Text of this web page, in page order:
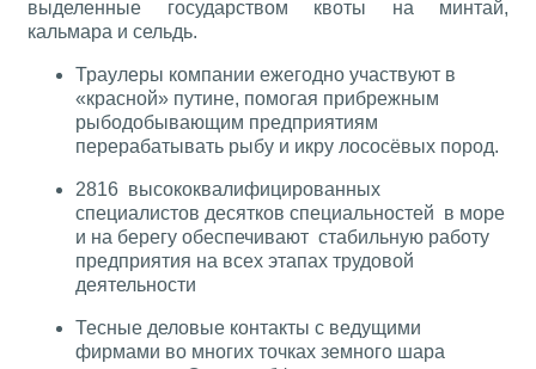
выделенные государством квоты на минтай,
кальмара и сельдь.
Траулеры компании ежегодно участвуют в
«красной» путине, помогая прибрежным
рыбодобывающим предприятиям
перерабатывать рыбу и икру лососёвых пород.
2816 высококвалифицированных
специалистов десятков специальностей в море
и на берегу обеспечивают стабильную работу
предприятия на всех этапах трудовой
деятельности
Тесные деловые контакты с ведущими
фирмами во многих точках земного шара